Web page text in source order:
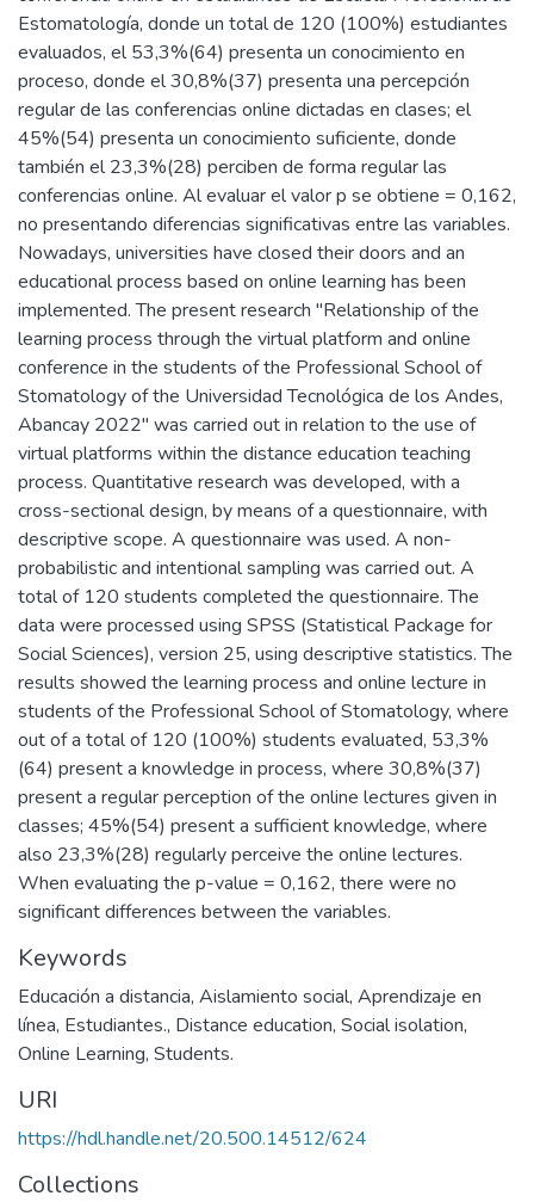
Estomatología, donde un total de 120 (100%) estudiantes
evaluados, el 53,3%(64) presenta un conocimiento en
proceso, donde el 30,8%(37) presenta una percepción
regular de las conferencias online dictadas en clases; el
45%(54) presenta un conocimiento suficiente, donde
también el 23,3%(28) perciben de forma regular las
conferencias online. Al evaluar el valor p se obtiene = 0,162,
no presentando diferencias significativas entre las variables.
Nowadays, universities have closed their doors and an
educational process based on online learning has been
implemented. The present research "Relationship of the
learning process through the virtual platform and online
conference in the students of the Professional School of
Stomatology of the Universidad Tecnológica de los Andes,
Abancay 2022" was carried out in relation to the use of
virtual platforms within the distance education teaching
process. Quantitative research was developed, with a
cross-sectional design, by means of a questionnaire, with
descriptive scope. A questionnaire was used. A non-
probabilistic and intentional sampling was carried out. A
total of 120 students completed the questionnaire. The
data were processed using SPSS (Statistical Package for
Social Sciences), version 25, using descriptive statistics. The
results showed the learning process and online lecture in
students of the Professional School of Stomatology, where
out of a total of 120 (100%) students evaluated, 53,3%
(64) present a knowledge in process, where 30,8%(37)
present a regular perception of the online lectures given in
classes; 45%(54) present a sufficient knowledge, where
also 23,3%(28) regularly perceive the online lectures.
When evaluating the p-value = 0,162, there were no
significant differences between the variables.
Keywords
Educación a distancia, Aislamiento social, Aprendizaje en
línea, Estudiantes., Distance education, Social isolation,
Online Learning, Students.
URI
https://hdl.handle.net/20.500.14512/624
Collections